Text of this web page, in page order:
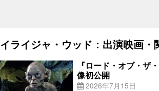
イライジャ・ウッド：出演映画・
『ロード・オブ・ザ
像初公開
2026年7月15日